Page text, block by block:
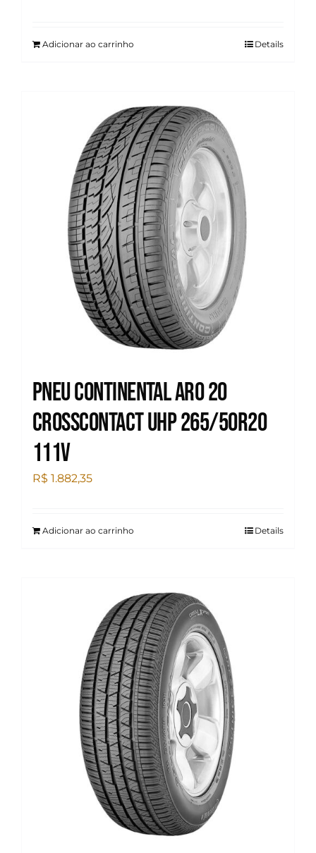
Adicionar ao carrinho Details
Pneu Continental Aro 20
Crosscontact UHP 265/50R20
111V
R$ 1.882,35
Adicionar ao carrinho Details